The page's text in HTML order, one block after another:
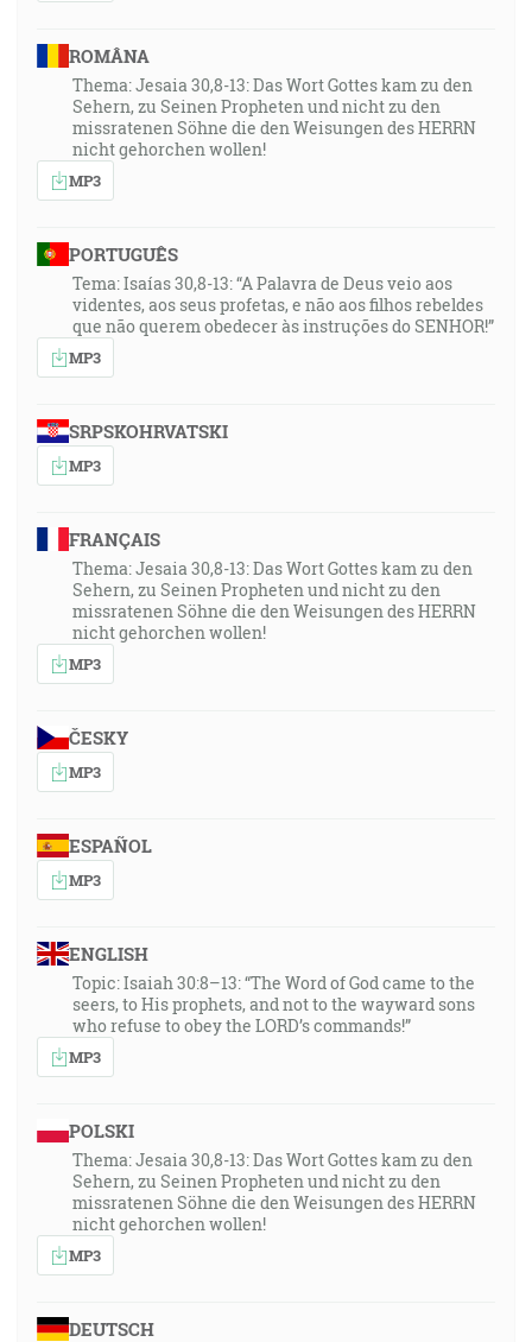
ROMÂNA
Thema: Jesaia 30,8-13: Das Wort Gottes kam zu den
Sehern, zu Seinen Propheten und nicht zu den
missratenen Söhne die den Weisungen des HERRN
nicht gehorchen wollen!
MP3
PORTUGUÊS
Tema: Isaías 30,8-13: “A Palavra de Deus veio aos
videntes, aos seus profetas, e não aos filhos rebeldes
que não querem obedecer às instruções do SENHOR!”
MP3
SRPSKOHRVATSKI
MP3
FRANÇAIS
Thema: Jesaia 30,8-13: Das Wort Gottes kam zu den
Sehern, zu Seinen Propheten und nicht zu den
missratenen Söhne die den Weisungen des HERRN
nicht gehorchen wollen!
MP3
ČESKY
MP3
ESPAÑOL
MP3
ENGLISH
Topic: Isaiah 30:8–13: “The Word of God came to the
seers, to His prophets, and not to the wayward sons
who refuse to obey the LORD’s commands!”
MP3
POLSKI
Thema: Jesaia 30,8-13: Das Wort Gottes kam zu den
Sehern, zu Seinen Propheten und nicht zu den
missratenen Söhne die den Weisungen des HERRN
nicht gehorchen wollen!
MP3
DEUTSCH